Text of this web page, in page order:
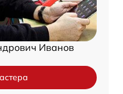
Иванов